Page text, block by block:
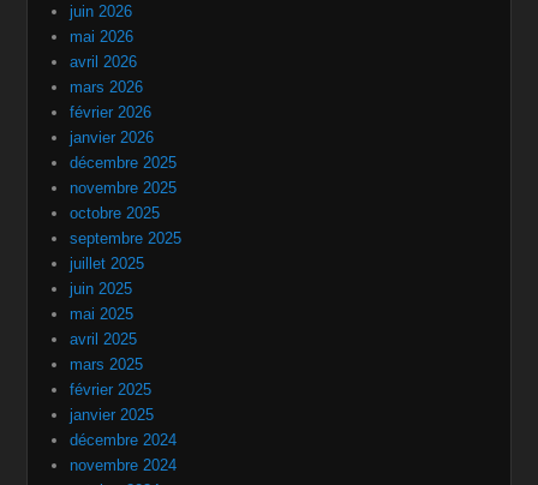
juin 2026
mai 2026
avril 2026
mars 2026
février 2026
janvier 2026
décembre 2025
novembre 2025
octobre 2025
septembre 2025
juillet 2025
juin 2025
mai 2025
avril 2025
mars 2025
février 2025
janvier 2025
décembre 2024
novembre 2024